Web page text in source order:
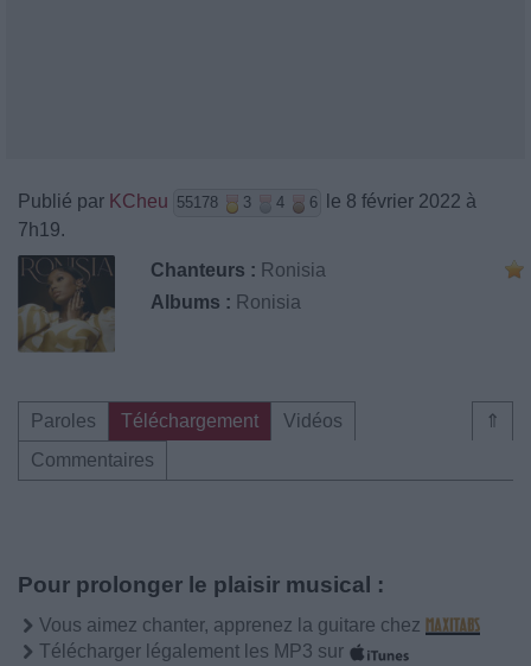
Publié par KCheu 55178 3 4 6
le 8 février 2022 à
7h19.
Chanteurs : Ronisia
Albums : Ronisia
⇑
Paroles Téléchargement
Vidéos
Commentaires
Pour prolonger le plaisir musical :
Vous aimez chanter, apprenez la guitare chez
Télécharger légalement les MP3 sur